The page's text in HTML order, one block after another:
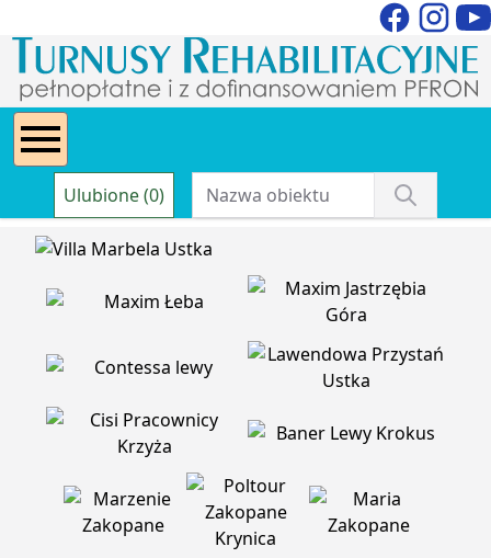
Ulubione (0)